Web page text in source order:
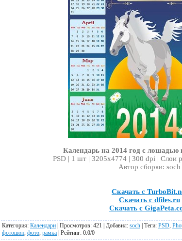
Календарь на 2014 год с лошадью
PSD | 1 шт | 3205x4774 | 300 dpi | Слои
Автор сборки: soch
Скачать с
Скачать с dfiles.ru
Скачать с
Категория: Календари | Просмотров: 421 | Добавил: soch | Теги: PSD
фотошоп фото рамка | Рейтинг: 0.0/0